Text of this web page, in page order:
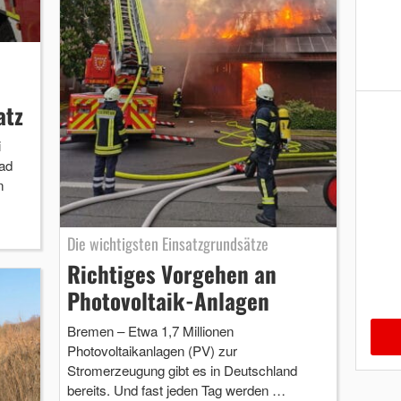
Die wichtigsten Einsatzgrundsätze
Richtiges Vorgehen an
Photovoltaik-Anlagen
Bremen – Etwa 1,7 Millionen
Photovoltaikanlagen (PV) zur
Stromerzeugung gibt es in Deutschland
bereits. Und fast jeden Tag werden …